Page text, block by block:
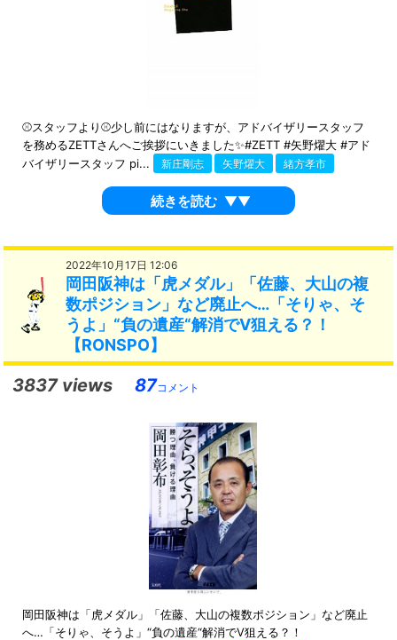
⚾️スタッフより⚾️少し前にはなりますが、アドバイザリースタッフ
を務めるZETTさんへご挨拶にいきました✨#ZETT #矢野燿大 #アド
バイザリースタッフ pi...
新庄剛志 矢野燿大 緒方孝市
続きを読む ▼▼
2022年10月17日 12:06
岡田阪神は「虎メダル」「佐藤、大山の複
数ポジション」など廃止へ…「そりゃ、そ
うよ」“負の遺産“解消でV狙える？！
【RONSPO】
3837 views 87コメント
岡田阪神は「虎メダル」「佐藤、大山の複数ポジション」など廃止
へ…「そりゃ、そうよ」“負の遺産“解消でV狙える？！